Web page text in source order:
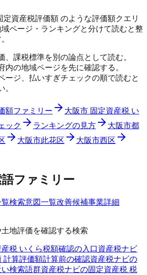
定資産税評価額 のような評価額クエリ
ページ・ランキングと分けて読むと整
、課税標準を別の論点として読む。
内の地域ページを先に確認する。
ージ、払いすぎチェックの順で読むと
。
額ファミリー
大阪市 固定資産税 い
ック ランキングの見方
大阪市都
大阪市此花区 大阪市西区
ファミリー
検索意図一覧改善候補事業詳細
地評価を確認する検索
税 いくら税額確認の入口資産税ナビ
計算評価額計算前の確認資産税ナビの
い検索語群資産税ナビの固定資産税 税